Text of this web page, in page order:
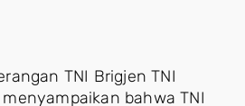
TNI Brigjen TNI
bahwa TNI